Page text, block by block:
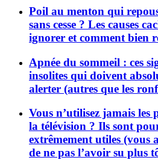
Poil au menton qui
sans cesse ? Les causes
ignorer et comment bien
Apnée du sommeil : ces
insolites qui doivent
alerter (autres que les
Vous n’utilisez jamais les
la télévision ? Ils sont
extrêmement utiles (vous
de ne pas l’avoir su plus